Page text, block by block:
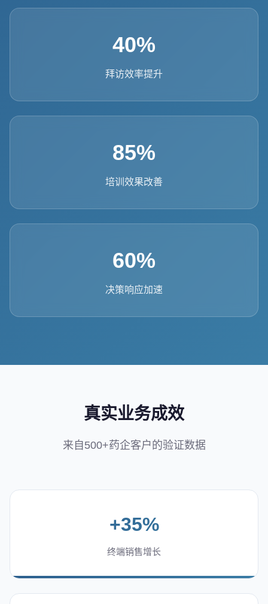
40%
拜访效率提升
85%
培训效果改善
60%
决策响应加速
真实业务成效
来自500+药企客户的验证数据
+35%
终端销售增长